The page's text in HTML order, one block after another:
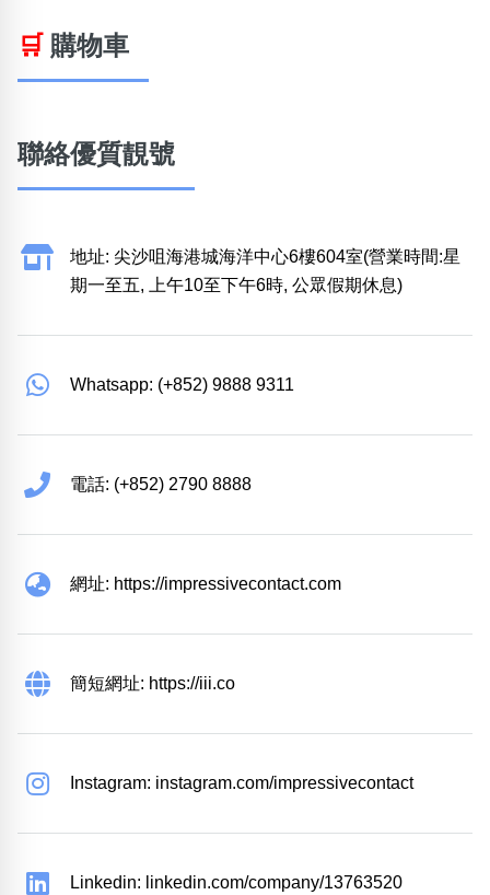
🛒 購物車
聯絡優質靚號
地址: 尖沙咀海港城海洋中心6樓604室(營業時間:星
期一至五, 上午10至下午6時, 公眾假期休息)
Whatsapp: (+852) 9888 9311
電話: (+852) 2790 8888
網址: https://impressivecontact.com
簡短網址: https://iii.co
Instagram: instagram.com/impressivecontact
Linkedin: linkedin.com/company/13763520